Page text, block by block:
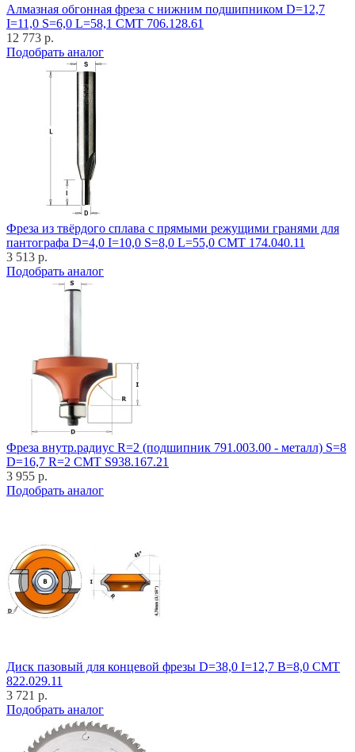
Алмазная обгонная фреза с нижним подшипником D=12,7
I=11,0 S=6,0 L=58,1 CMT 706.128.61
12 773 р.
Подобрать аналог
Фреза из твёрдого сплава с прямыми режущими гранями для
пантографа D=4,0 I=10,0 S=8,0 L=55,0 CMT 174.040.11
3 513 р.
Подобрать аналог
Фреза внутр.радиус R=2 (подшипник 791.003.00 - металл) S=8
D=16,7 R=2 CMT S938.167.21
3 955 р.
Подобрать аналог
Диск пазовый для концевой фрезы D=38,0 I=12,7 B=8,0 CMT
822.029.11
3 721 р.
Подобрать аналог